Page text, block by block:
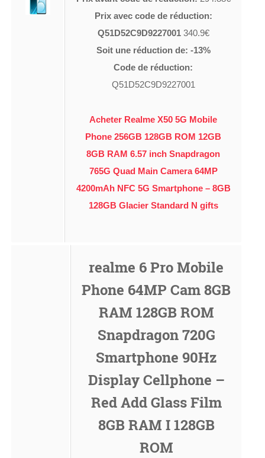
Prix avec code de réduction:
Q51D52C9D9227001 340.9€
Soit une réduction de: -13%
Code de réduction:
Q51D52C9D9227001
Acheter Realme X50 5G Mobile
Phone 256GB 128GB ROM 12GB
8GB RAM 6.57 inch Snapdragon
765G Quad Main Camera 64MP
4200mAh NFC 5G Smartphone – 8GB
128GB Glacier Standard N gifts
realme 6 Pro Mobile
Phone 64MP Cam 8GB
RAM 128GB ROM
Snapdragon 720G
Smartphone 90Hz
Display Cellphone –
Red Add Glass Film
8GB RAM I 128GB
ROM